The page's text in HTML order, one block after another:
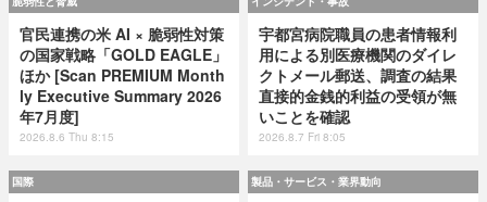
官民連携の米 AI × 脆弱性対策
の国家戦略「GOLD EAGLE」
ほか [Scan PREMIUM Month
ly Executive Summary 2026
年7月度]
2026.8.6 Thu 8:15
宇都宮病院職員の患者情報利
用による別医療機関のダイレ
クトメール郵送、調査の結果
直接的金銭的利益の受領が無
いことを確認
2026.8.7 Fri 8:05
国際 製品・サービス・業界動向